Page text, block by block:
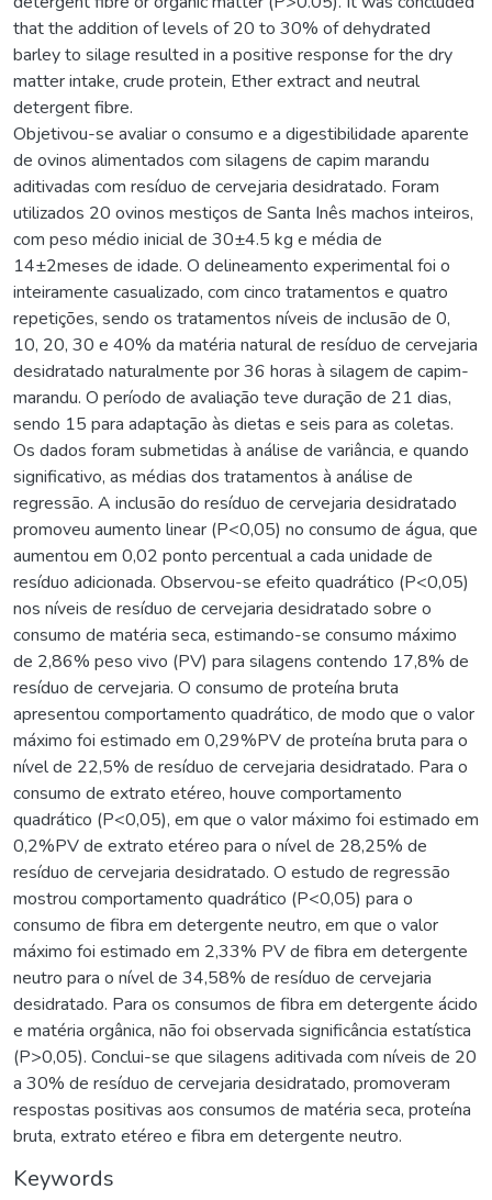
that the addition of levels of 20 to 30% of dehydrated
barley to silage resulted in a positive response for the dry
matter intake, crude protein, Ether extract and neutral
detergent fibre.
Objetivou-se avaliar o consumo e a digestibilidade aparente
de ovinos alimentados com silagens de capim marandu
aditivadas com resíduo de cervejaria desidratado. Foram
utilizados 20 ovinos mestiços de Santa Inês machos inteiros,
com peso médio inicial de 30±4.5 kg e média de
14±2meses de idade. O delineamento experimental foi o
inteiramente casualizado, com cinco tratamentos e quatro
repetições, sendo os tratamentos níveis de inclusão de 0,
10, 20, 30 e 40% da matéria natural de resíduo de cervejaria
desidratado naturalmente por 36 horas à silagem de capim-
marandu. O período de avaliação teve duração de 21 dias,
sendo 15 para adaptação às dietas e seis para as coletas.
Os dados foram submetidas à análise de variância, e quando
significativo, as médias dos tratamentos à análise de
regressão. A inclusão do resíduo de cervejaria desidratado
promoveu aumento linear (P<0,05) no consumo de água, que
aumentou em 0,02 ponto percentual a cada unidade de
resíduo adicionada. Observou-se efeito quadrático (P<0,05)
nos níveis de resíduo de cervejaria desidratado sobre o
consumo de matéria seca, estimando-se consumo máximo
de 2,86% peso vivo (PV) para silagens contendo 17,8% de
resíduo de cervejaria. O consumo de proteína bruta
apresentou comportamento quadrático, de modo que o valor
máximo foi estimado em 0,29%PV de proteína bruta para o
nível de 22,5% de resíduo de cervejaria desidratado. Para o
consumo de extrato etéreo, houve comportamento
quadrático (P<0,05), em que o valor máximo foi estimado em
0,2%PV de extrato etéreo para o nível de 28,25% de
resíduo de cervejaria desidratado. O estudo de regressão
mostrou comportamento quadrático (P<0,05) para o
consumo de fibra em detergente neutro, em que o valor
máximo foi estimado em 2,33% PV de fibra em detergente
neutro para o nível de 34,58% de resíduo de cervejaria
desidratado. Para os consumos de fibra em detergente ácido
e matéria orgânica, não foi observada significância estatística
(P>0,05). Conclui-se que silagens aditivada com níveis de 20
a 30% de resíduo de cervejaria desidratado, promoveram
respostas positivas aos consumos de matéria seca, proteína
bruta, extrato etéreo e fibra em detergente neutro.
Keywords